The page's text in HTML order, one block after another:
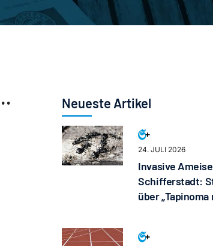
Neueste Artikel
24. JULI 2026
Invasive
Schifferstadt:
über „Tapinoma